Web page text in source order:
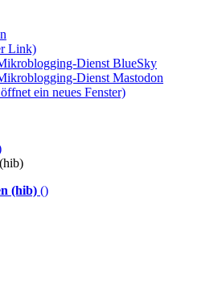
Link)
Dienst BlueSky
Dienst Mastodon
ein neues Fenster)
(hib) ()